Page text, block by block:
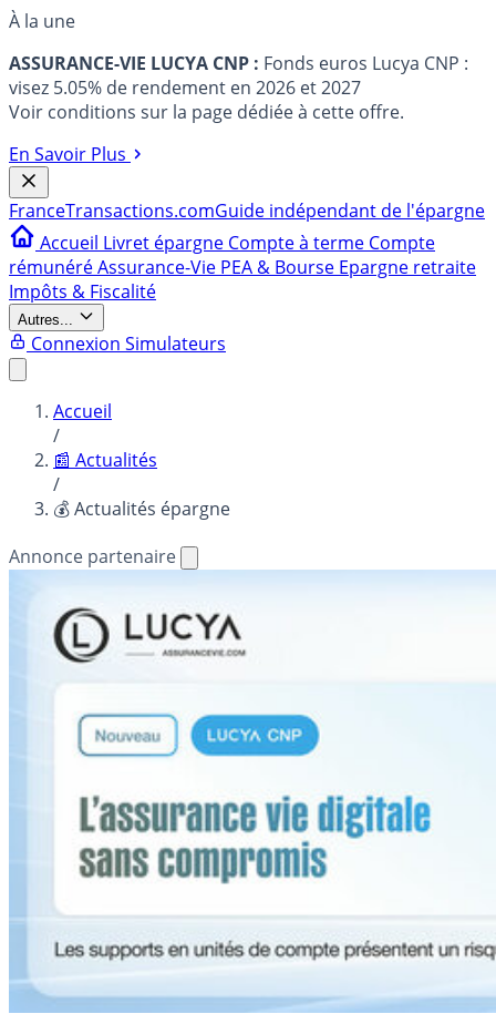
À la une
ASSURANCE-VIE LUCYA CNP : Fonds euros Lucya CNP :
visez 5.05% de rendement en 2026 et 2027
Voir conditions sur la page dédiée à cette offre.
En Savoir Plus
FranceTransactions.comGuide indépendant de l'épargne
Accueil Livret épargne Compte à terme Compte
rémunéréAssurance-Vie PEA & Bourse Epargne retraite
Impôts & Fiscalité
Autres...
Connexion Simulateurs
Accueil
/
📰 Actualités
/
💰 Actualités épargne
Annonce partenaire